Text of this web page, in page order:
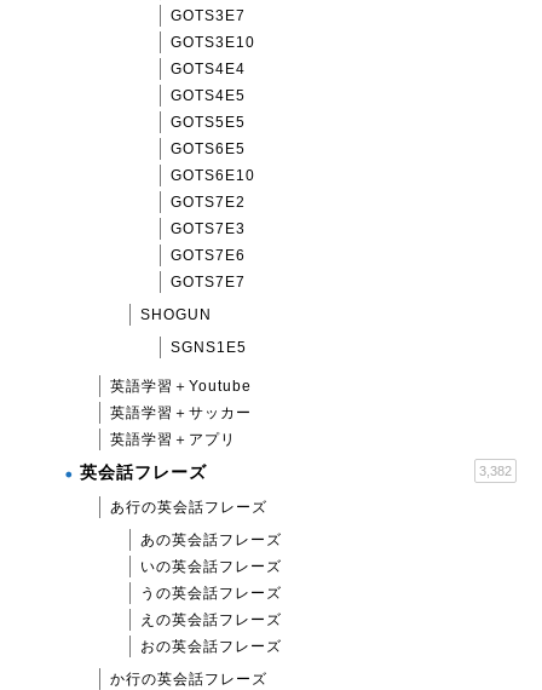
GOTS3E7
GOTS3E10
GOTS4E4
GOTS4E5
GOTS5E5
GOTS6E5
GOTS6E10
GOTS7E2
GOTS7E3
GOTS7E6
GOTS7E7
SHOGUN
SGNS1E5
英語学習＋Youtube
英語学習＋サッカー
英語学習＋アプリ
英会話フレーズ 3,382
あ行の英会話フレーズ
あの英会話フレーズ
いの英会話フレーズ
うの英会話フレーズ
えの英会話フレーズ
おの英会話フレーズ
か行の英会話フレーズ